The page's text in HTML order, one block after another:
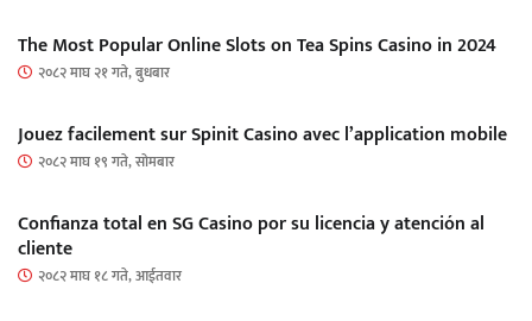
The Most Popular Online Slots on Tea Spins Casino in 2024
२०८२ माघ २१ गते, बुधबार
Jouez facilement sur Spinit Casino avec l’application mobile
२०८२ माघ १९ गते, सोमबार
Confianza total en SG Casino por su licencia y atención al
cliente
२०८२ माघ १८ गते, आईतवार